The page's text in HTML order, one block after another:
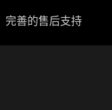
完善的售后支持